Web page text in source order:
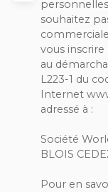
souhaitez
vous
au
L223-1 du
Internet
adressé à :
Société
BLOIS
Pour en